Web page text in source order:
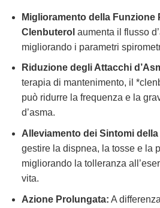
Miglioramento della Funzione
Clenbuterol aumenta il flusso
migliorando i parametri
Riduzione degli Attacchi
terapia di mantenimento, il
può ridurre la frequenza e la
d’asma.
Alleviamento dei Sintomi della
gestire la dispnea, la tosse e la
migliorando la tolleranza
vita.
Azione Prolungata: A